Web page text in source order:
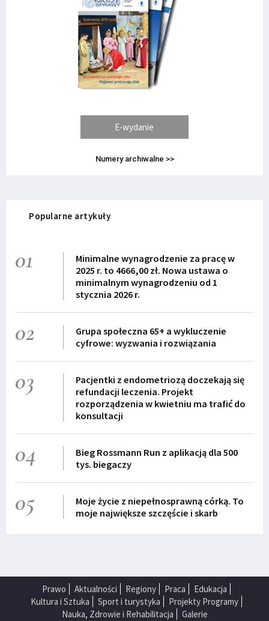
E-wydanie
Numery archiwalne >>
Popularne artykuły
01
Minimalne wynagrodzenie za pracę w
2025 r. to 4666,00 zł. Nowa ustawa o
minimalnym wynagrodzeniu od 1
stycznia 2026 r.
02
Grupa społeczna 65+ a wykluczenie
cyfrowe: wyzwania i rozwiązania
03
Pacjentki z endometriozą doczekają się
refundacji leczenia. Projekt
rozporządzenia w kwietniu ma trafić do
konsultacji
04
Bieg Rossmann Run z aplikacją dla 500
tys. biegaczy
05
Moje życie z niepełnosprawną córką. To
moje największe szczęście i skarb
Prawo Aktualności Regiony Praca
Edukacja
Kultura i Sztuka
Sport i turystyka
Projekty Programy
Nauka, Zdrowie i Rehabilitacja
Galerie